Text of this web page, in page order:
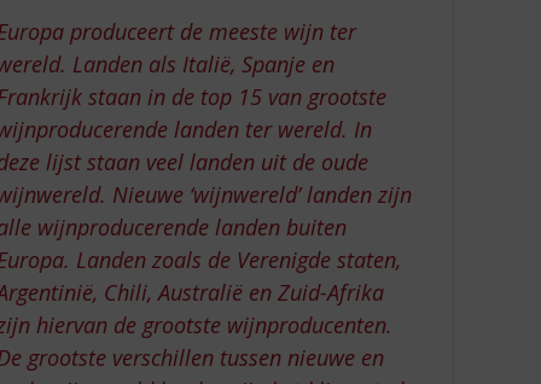
produceert de meeste wijn ter
Landen als Italië, Spanje en
staan in de top 15 van grootste
landen ter wereld. In
lijst staan veel landen uit de oude
Nieuwe ‘wijnwereld’ landen zijn
wijnproducerende landen buiten
Landen zoals de Verenigde staten,
Chili, Australië en Zuid-Afrika
hiervan de grootste wijnproducenten.
grootste verschillen tussen nieuwe en